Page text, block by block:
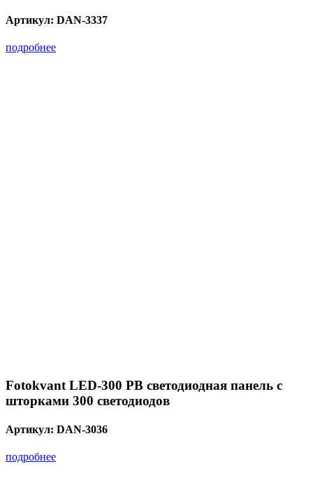
Артикул: DAN-3337
подробнее
Fotokvant LED-300 PB светодиодная панель с
шторками 300 светодиодов
Артикул: DAN-3036
подробнее